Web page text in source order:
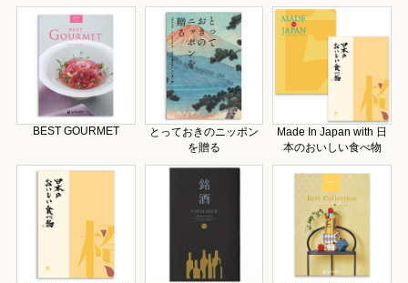
BEST GOURMET
とっておきのニッポン
を贈る
Made In Japan with 日
本のおいしい食べ物